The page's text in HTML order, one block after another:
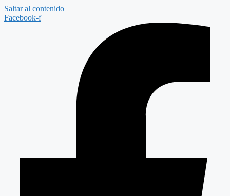
Saltar al contenido
Facebook-f